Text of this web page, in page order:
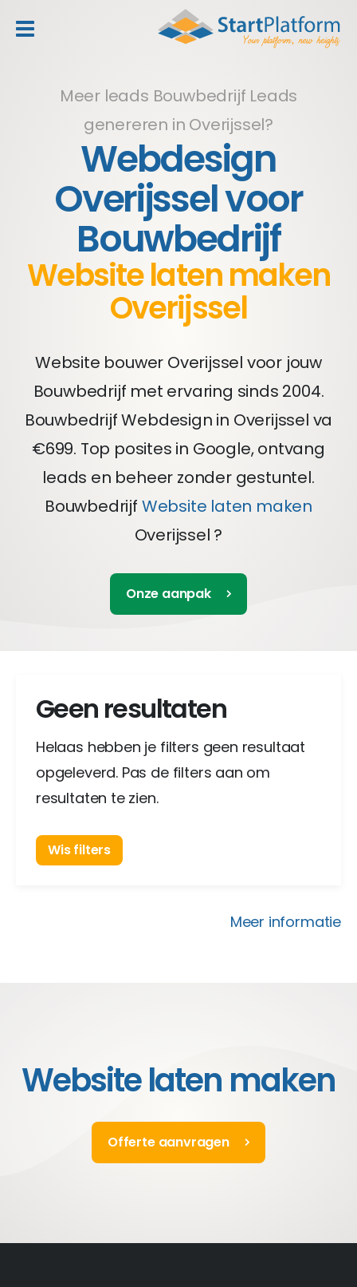
Meer leads Bouwbedrijf Leads
genereren in Overijssel?
Webdesign
Overijssel voor
Bouwbedrijf
Website laten maken
Overijssel
Website bouwer Overijssel voor jouw
Bouwbedrijf met ervaring sinds 2004.
Bouwbedrijf Webdesign in Overijssel va
€699. Top posites in Google, ontvang
leads en beheer zonder gestuntel.
Bouwbedrijf Website laten maken
Overijssel ?
Onze aanpak
Geen resultaten
Helaas hebben je filters geen resultaat
opgeleverd. Pas de filters aan om
resultaten te zien.
Wis filters
Meer informatie
Website laten maken
Offerte aanvragen
header_toggle_navigation